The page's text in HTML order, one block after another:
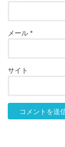
メール*
サイト